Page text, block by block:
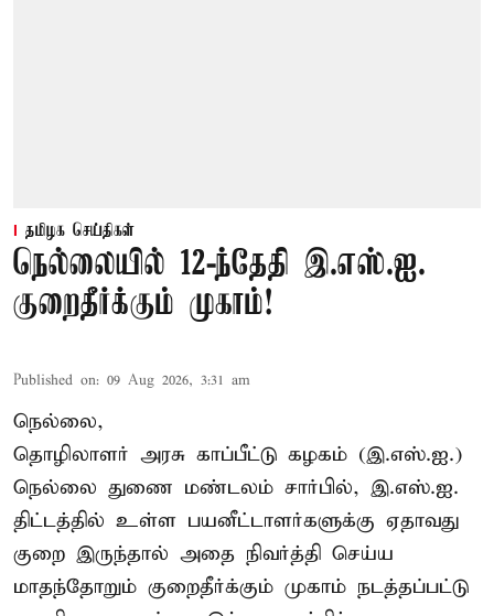
தமிழக செய்திகள்
நெல்லையில் 12-ந்தேதி இ.எஸ்.ஐ.
குறைதீர்க்கும் முகாம்!
Published on: 09 Aug 2026, 3:31 am
நெல்லை,
தொழிலாளர் அரசு காப்பீட்டு கழகம் (இ.எஸ்.ஐ.)
நெல்லை துணை மண்டலம் சார்பில், இ.எஸ்.ஐ.
திட்டத்தில் உள்ள பயனீட்டாளர்களுக்கு ஏதாவது
குறை இருந்தால் அதை நிவர்த்தி செய்ய
மாதந்தோறும் குறைதீர்க்கும் முகாம் நடத்தப்பட்டு